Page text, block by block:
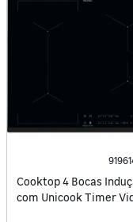
Cooktop 4 Bocas
com Unicook Timer